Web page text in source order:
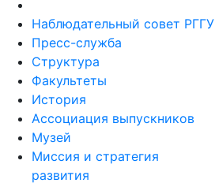
Наблюдательный совет РГГУ
Пресс-служба
Структура
Факультеты
История
Ассоциация выпускников
Музей
Миссия и стратегия
развития